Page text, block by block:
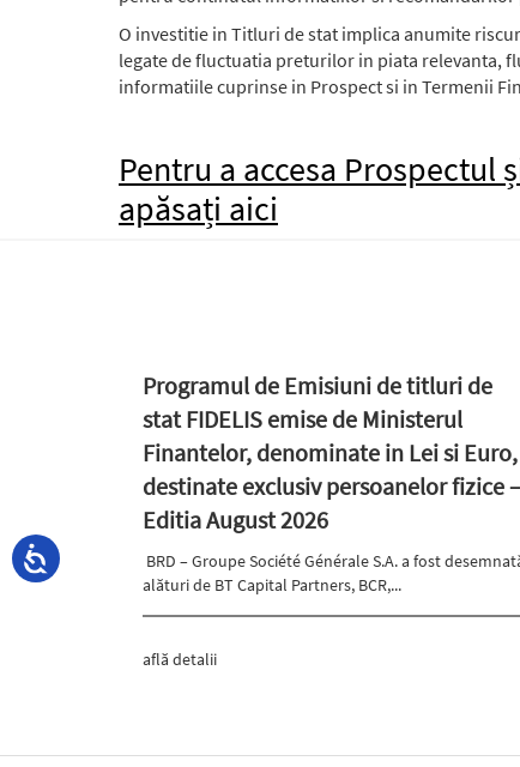
O investitie in Titluri de stat implica anumite
legate de fluctuatia preturilor in piata relevanta,
informatiile cuprinse in Prospect si in Termenii
Pentru a accesa Prospectul
apăsați aici
Programul de Emisiuni de titluri de
stat FIDELIS emise de Ministerul
Finantelor, denominate in Lei si Euro,
destinate exclusiv persoanelor fizice –
Editia August 2026
BRD – Groupe Société Générale S.A. a fost
alături de BT Capital Partners, BCR,...
află detalii